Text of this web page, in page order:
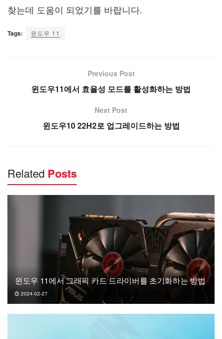
찾는데 도움이 되었기를 바랍니다.
Tags: 윈도우 11
Previous Post
윈도우11에서 효율성 모드를 활성화하는 방법
Next Post
윈도우10 22H2로 업그레이드하는 방법
Related Posts
윈도우 11에서 그래픽 카드 드라이버를 초기화하는 방법
2024-02-27